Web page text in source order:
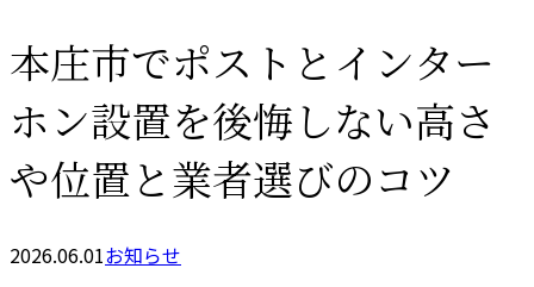
本庄市でポストとインター
ホン設置を後悔しない高さ
や位置と業者選びのコツ
2026.06.01お知らせ